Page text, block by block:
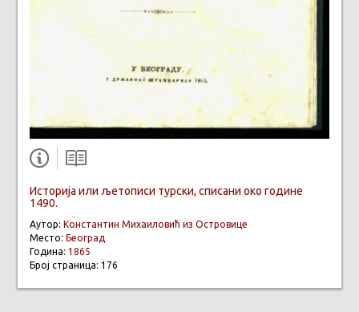
Историја или љетописи турски, списани око године
1490.
Аутор: Константин Михаиловић из Островице
Место: Београд
Година: 1865
Број страница: 176